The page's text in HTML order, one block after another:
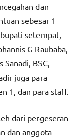
dan
sebesar 1
setempat,
G Raubaba,
BSC,
juga para
1, dan para staff.
dari pergeseran
dan anggota